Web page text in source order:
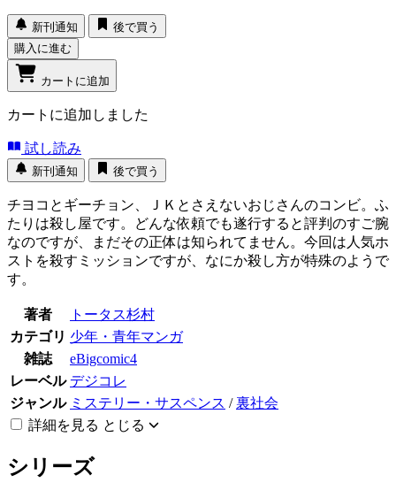
新刊通知
後で買う
購入に進む
カートに追加
カートに追加しました
試し読み
新刊通知 後で買う
チヨコとギーチョン、ＪＫとさえないおじさんのコンビ。ふ
たりは殺し屋です。どんな依頼でも遂行すると評判のすご腕
なのですが、まだその正体は知られてません。今回は人気ホ
ストを殺すミッションですが、なにか殺し方が特殊のようで
す。
著者
トータス杉村
カテゴリ 少年・青年マンガ
雑誌
eBigcomic4
レーベル デジコレ
ジャンル ミステリー・サスペンス /裏社会
詳細を見る とじる
シリーズ